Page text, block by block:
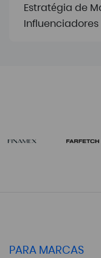
Estratégia de
Influenciadores
PARA MARCAS